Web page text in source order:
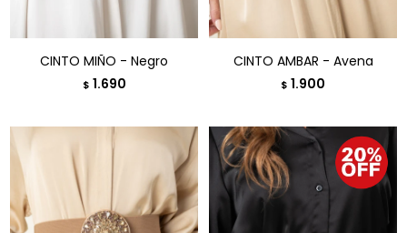
CINTO MIÑO - Negro
$ 1.690
CINTO AMBAR - Avena
$ 1.900